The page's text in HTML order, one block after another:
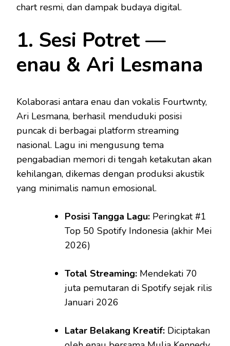
chart resmi, dan dampak budaya digital.
1. Sesi Potret —
enau & Ari Lesmana
Kolaborasi antara enau dan vokalis Fourtwnty,
Ari Lesmana, berhasil menduduki posisi
puncak di berbagai platform streaming
nasional. Lagu ini mengusung tema
pengabadian memori di tengah ketakutan akan
kehilangan, dikemas dengan produksi akustik
yang minimalis namun emosional.
Posisi Tangga Lagu: Peringkat #1
Top 50 Spotify Indonesia (akhir Mei
2026)
Total Streaming: Mendekati 70
juta pemutaran di Spotify sejak rilis
Januari 2026
Latar Belakang Kreatif: Diciptakan